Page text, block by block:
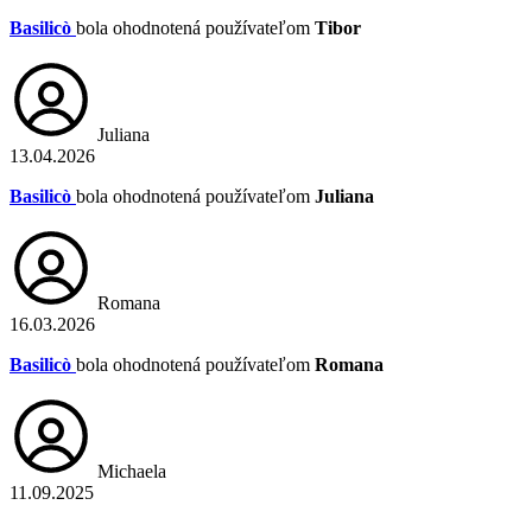
Basilicò bola ohodnotená používateľom Tibor
Juliana
13.04.2026
Basilicò bola ohodnotená používateľom Juliana
Romana
16.03.2026
Basilicò bola ohodnotená používateľom Romana
Michaela
11.09.2025